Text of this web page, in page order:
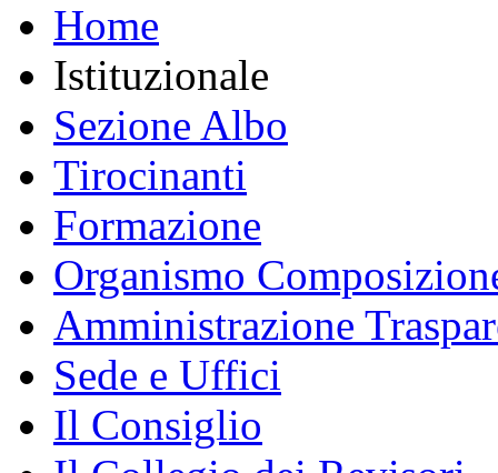
Home
Istituzionale
Sezione Albo
Tirocinanti
Formazione
Organismo
Amministrazione
Sede e Uffici
Il Consiglio